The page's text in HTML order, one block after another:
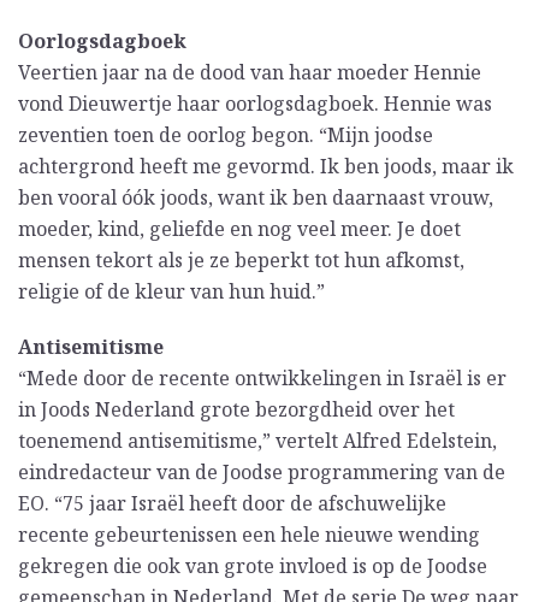
Oorlogsdagboek
Veertien jaar na de dood van haar moeder Hennie
vond Dieuwertje haar oorlogsdagboek. Hennie was
zeventien toen de oorlog begon. “Mijn joodse
achtergrond heeft me gevormd. Ik ben joods, maar ik
ben vooral óók joods, want ik ben daarnaast vrouw,
moeder, kind, geliefde en nog veel meer. Je doet
mensen tekort als je ze beperkt tot hun afkomst,
religie of de kleur van hun huid.”
Antisemitisme
“Mede door de recente ontwikkelingen in Israël is er
in Joods Nederland grote bezorgdheid over het
toenemend antisemitisme,” vertelt Alfred Edelstein,
eindredacteur van de Joodse programmering van de
EO. “75 jaar Israël heeft door de afschuwelijke
recente gebeurtenissen een hele nieuwe wending
gekregen die ook van grote invloed is op de Joodse